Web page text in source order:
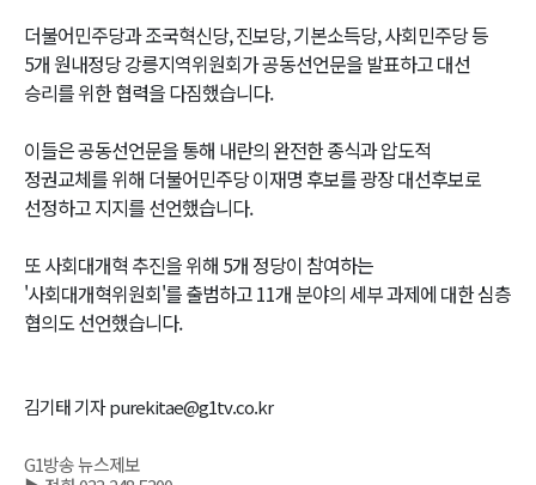
더불어민주당과 조국혁신당, 진보당, 기본소득당, 사회민주당 등
5개 원내정당 강릉지역위원회가 공동선언문을 발표하고 대선
승리를 위한 협력을 다짐했습니다.
이들은 공동선언문을 통해 내란의 완전한 종식과 압도적
정권교체를 위해 더불어민주당 이재명 후보를 광장 대선후보로
선정하고 지지를 선언했습니다.
또 사회대개혁 추진을 위해 5개 정당이 참여하는
'사회대개혁위원회'를 출범하고 11개 분야의 세부 과제에 대한 심층
협의도 선언했습니다.
김기태 기자 purekitae@g1tv.co.kr
G1방송 뉴스제보